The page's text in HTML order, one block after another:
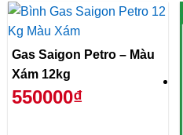
Gas Saigon Petro – Màu
Xám 12kg
550000₫